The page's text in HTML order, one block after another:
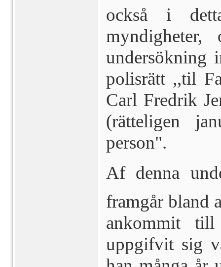
också i
undersökning
polisrätt ,,til
Carl Fredrik
(rätteligen
person".
Af denna
framgår bland
ankommit till
uppgifvit sig